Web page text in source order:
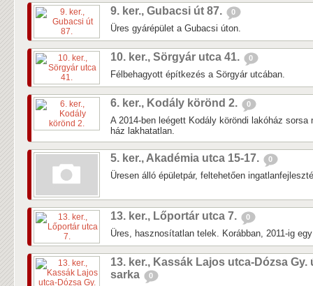
9. ker., Gubacsi út 87. 0
Üres gyárépület a Gubacsi úton.
10. ker., Sörgyár utca 41. 0
Félbehagyott építkezés a Sörgyár utcában.
6. ker., Kodály körönd 2. 0
A 2014-ben leégett Kodály köröndi lakóház sorsa
ház lakhatatlan.
5. ker., Akadémia utca 15-17. 0
Üresen álló épületpár, feltehetően
13. ker., Lőportár utca 7. 0
Üres, hasznosítatlan telek. Korábban, 2011-ig
13. ker., Kassák Lajos utca-Dózsa Gy.
sarka
0